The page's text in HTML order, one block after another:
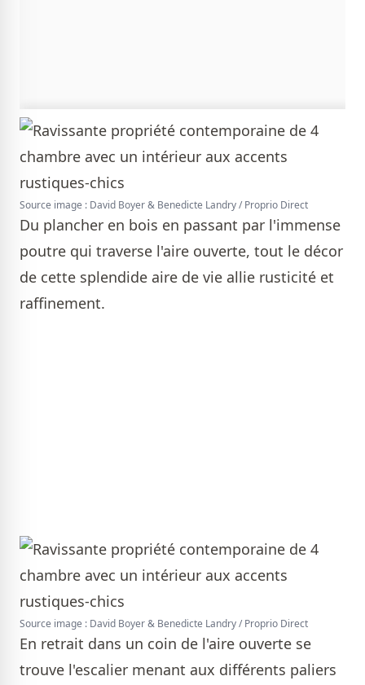
Source image : David Boyer & Benedicte Landry / Proprio Direct
Du plancher en bois en passant par l'immense
poutre qui traverse l'aire ouverte, tout le décor
de cette splendide aire de vie allie rusticité et
raffinement.
Source image : David Boyer & Benedicte Landry / Proprio Direct
En retrait dans un coin de l'aire ouverte se
trouve l'escalier menant aux différents paliers